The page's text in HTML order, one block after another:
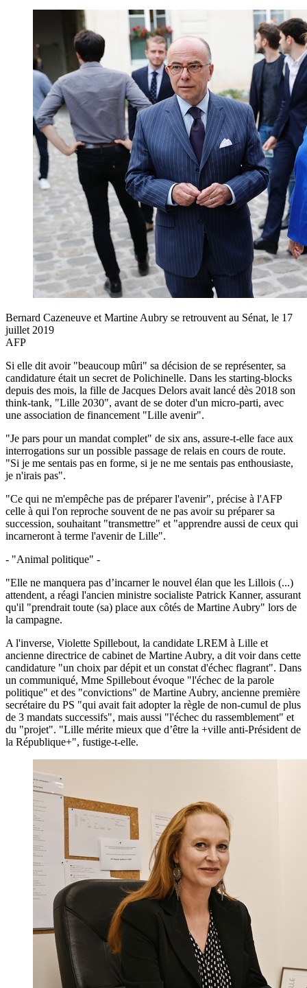
Bernard Cazeneuve et Martine Aubry se retrouvent au Sénat, le 17
juillet 2019
AFP
Si elle dit avoir "beaucoup mûri" sa décision de se représenter, sa
candidature était un secret de Polichinelle. Dans les starting-blocks
depuis des mois, la fille de Jacques Delors avait lancé dès 2018 son
think-tank, "Lille 2030", avant de se doter d'un micro-parti, avec
une association de financement "Lille avenir".
"Je pars pour un mandat complet" de six ans, assure-t-elle face aux
interrogations sur un possible passage de relais en cours de route.
"Si je me sentais pas en forme, si je ne me sentais pas enthousiaste,
je n'irais pas".
"Ce qui ne m'empêche pas de préparer l'avenir", précise à l'AFP
celle à qui l'on reproche souvent de ne pas avoir su préparer sa
succession, souhaitant "transmettre" et "apprendre aussi de ceux qui
incarneront à terme l'avenir de Lille".
- "Animal politique" -
"Elle ne manquera pas d’incarner le nouvel élan que les Lillois (...)
attendent, a réagi l'ancien ministre socialiste Patrick Kanner, assurant
qu'il "prendrait toute (sa) place aux côtés de Martine Aubry" lors de
la campagne.
A l'inverse, Violette Spillebout, la candidate LREM à Lille et
ancienne directrice de cabinet de Martine Aubry, a dit voir dans cette
candidature "un choix par dépit et un constat d'échec flagrant". Dans
un communiqué, Mme Spillebout évoque "l'échec de la parole
politique" et des "convictions" de Martine Aubry, ancienne première
secrétaire du PS "qui avait fait adopter la règle de non-cumul de plus
de 3 mandats successifs", mais aussi "l'échec du rassemblement" et
du "projet". "Lille mérite mieux que d’être la +ville anti-Président de
la République+", fustige-t-elle.